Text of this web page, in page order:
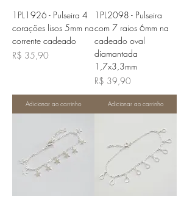
1PL1926 - Pulseira 4
corações lisos 5mm na
corrente cadeado
Preço
R$ 35,90
Adicionar ao carrinho
1PL2098 - Pulseira
com 7 raios 6mm na
cadeado oval
diamantada
1,7x3,3mm
Preço
R$ 39,90
Adicionar ao carrinho